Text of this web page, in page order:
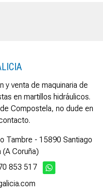
y venta de maquinaria de
en martillos hidráulicos.
Compostela, no dude en
Tambre - 15890 Santiago
Coruña)
853 517